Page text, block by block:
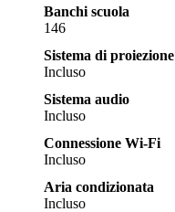
Banchi scuola
146
Sistema di proiezione
Incluso
Sistema audio
Incluso
Connessione Wi-Fi
Incluso
Aria condizionata
Incluso